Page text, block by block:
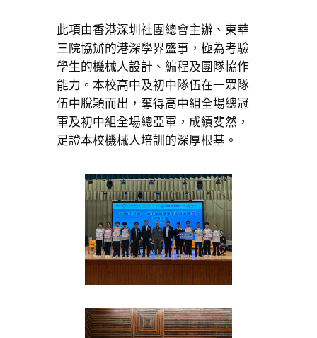
此項由香港深圳社團總會主辦、東華
三院協辦的港深學界盛事，極為考驗
學生的機械人設計、編程及團隊協作
能力。本校高中及初中隊伍在一眾隊
伍中脫穎而出，奪得高中組全場總冠
軍及初中組全場總亞軍，成績斐然，
足證本校機械人培訓的深厚根基。